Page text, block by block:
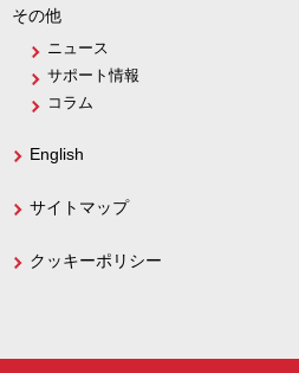
その他
ニュース
サポート情報
コラム
English
サイトマップ
クッキーポリシー